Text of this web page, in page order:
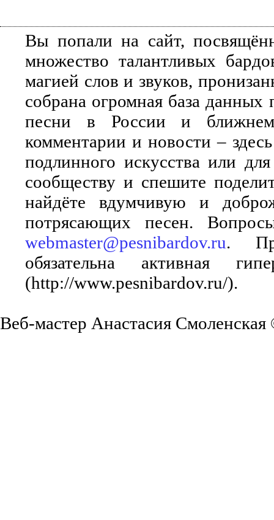
Вы попали на сайт,
множество талантливых
магией слов и звуков,
собрана огромная база
песни в России и ближнем
комментарии и новости –
подлинного искусства или
сообществу и спешите
найдёте вдумчивую и
потрясающих песен.
webmaster@pesnibardov.ru.
обязательна активная
(http://www.pesnibardov.ru/).
Веб-мастер Анастасия